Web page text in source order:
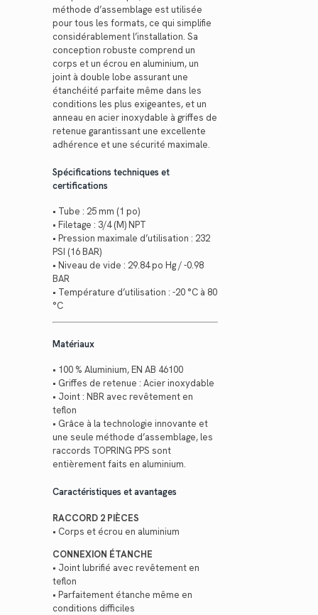
méthode d’assemblage est utilisée
pour tous les formats, ce qui simplifie
considérablement l’installation. Sa
conception robuste comprend un
corps et un écrou en aluminium, un
joint à double lobe assurant une
étanchéité parfaite même dans les
conditions les plus exigeantes, et un
anneau en acier inoxydable à griffes de
retenue garantissant une excellente
adhérence et une sécurité maximale.
Spécifications techniques et
certifications
• Tube : 25 mm (1 po)
• Filetage : 3/4 (M) NPT
• Pression maximale d’utilisation : 232
PSI (16 BAR)
• Niveau de vide : 29.84 po Hg / -0.98
BAR
• Température d’utilisation : -20 °C à 80
°C
Matériaux
• 100 % Aluminium, EN AB 46100
• Griffes de retenue : Acier inoxydable
• Joint : NBR avec revêtement en
teflon
• Grâce à la technologie innovante et
une seule méthode d’assemblage, les
raccords TOPRING PPS sont
entièrement faits en aluminium.
Caractéristiques et avantages
RACCORD 2 PIÈCES
• Corps et écrou en aluminium
CONNEXION ÉTANCHE
• Joint lubrifié avec revêtement en
teflon
• Parfaitement étanche même en
conditions difficiles